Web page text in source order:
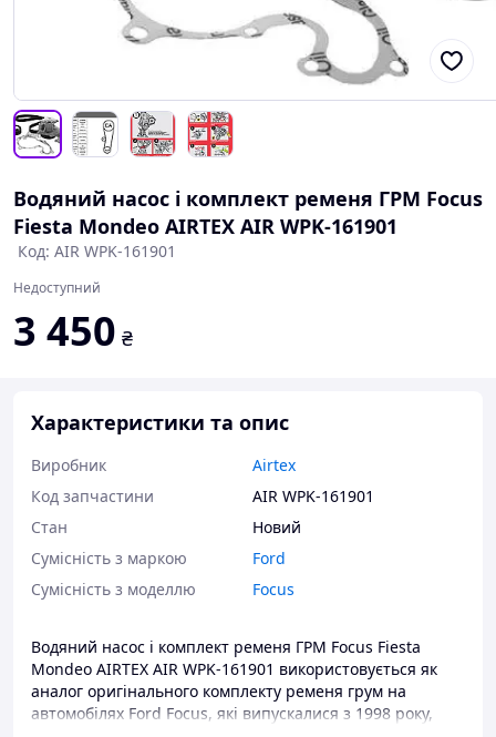
Водяний насос і комплект ременя ГРМ Focus
Fiesta Mondeo AIRTEX AIR WPK-161901
Код: AIR WPK-161901
Недоступний
3 450 ₴
Характеристики та опис
Виробник
Airtex
Код запчастини
AIR WPK-161901
Стан
Новий
Сумісність з маркою
Ford
Сумісність з моделлю
Focus
Водяний насос і комплект ременя ГРМ Focus Fiesta
Mondeo AIRTEX AIR WPK-161901 використовується як
аналог оригінального комплекту ременя грум на
автомобілях Ford Focus, які випускалися з 1998 року,